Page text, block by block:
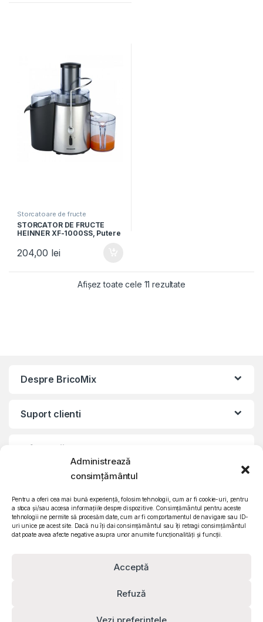
Administrează
consimțământul
Pentru a oferi cea mai bună experiență, folosim tehnologii, cum ar fi cookie-uri, pentru
a stoca și/sau accesa informațiile despre dispozitive. Consimțământul pentru aceste
tehnologii ne permite să procesăm date, cum ar fi comportamentul de navigare sau ID-
uri unice pe acest site. Dacă nu îți dai consimțământul sau îți retragi consimțământul
dat poate avea afecte negative asupra unor anumite funcționalități și funcții.
Acceptă
Refuză
Vezi preferințele
Storcatoare de fructe
STORCATOR DE FRUCTE
HEINNER XF-1000SS, Putere
Recipient pulpa 2L, Aspect
Inox
204,00 lei
Afișez toate cele 11 rezultate
Despre BricoMix
Suport clienti
Informatii legale
©2010 – 2024 Quattro SRL